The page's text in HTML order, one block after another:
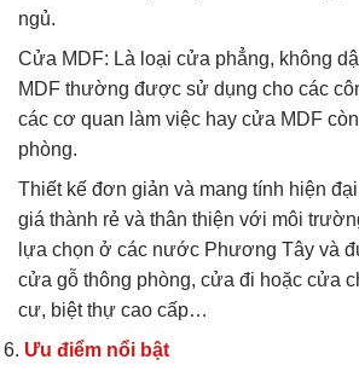
ngủ.
Cửa MDF: Là loại cửa phẳng, không
MDF thường được sử dụng cho các
các cơ quan làm việc hay cửa MDF
phòng.
Thiết kế đơn giản và mang tính hiện
giá thành rẻ và thân thiện với môi
lựa chọn ở các nước Phương Tây và
cửa gỗ thông phòng, cửa đi hoặc cửa
cư, biệt thự cao cấp…
Ưu điểm nổi bật